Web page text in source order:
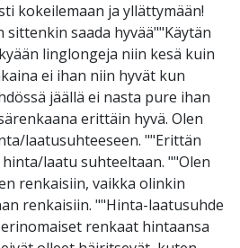
kokeilemaan ja yllättymään!
sittenkin saada hyvää""Käytän
linglongeja niin kesä kuin
ei ihan niin hyvät kun
jäällä ei nasta pure ihan
erittäin hyvä. Olen
laatusuhteeseen. ""Erittän
laatu suhteeltaan. ""Olen
renkaisiin, vaikka olinkin
renkaisiin. ""Hinta-laatusuhde
renkaat hintaansa